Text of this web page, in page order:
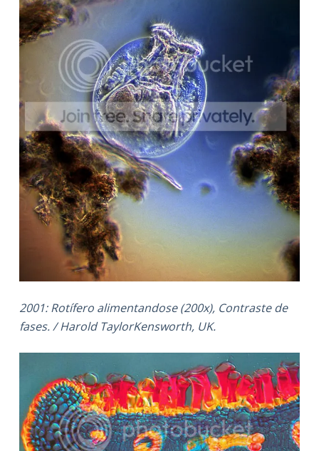
2001: Rotífero alimentandose (200x), Contraste de
fases. / Harold TaylorKensworth, UK.